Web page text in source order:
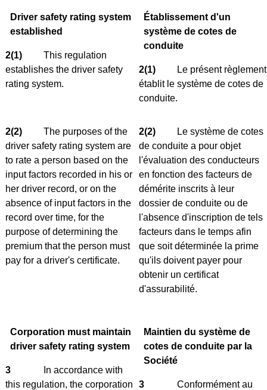
Driver safety rating system
established
2(1)
This regulation
establishes the driver safety
rating system.
Établissement d'un
système de cotes de
conduite
2(1)
Le présent règlement
établit le système de cotes de
conduite.
2(2)
The purposes of the
driver safety rating system are
to rate a person based on the
input factors recorded in his or
her driver record, or on the
absence of input factors in the
record over time, for the
purpose of determining the
premium that the person must
pay for a driver's certificate.
2(2)
Le système de cotes
de conduite a pour objet
l'évaluation des conducteurs
en fonction des facteurs de
démérite inscrits à leur
dossier de conduite ou de
l'absence d'inscription de tels
facteurs dans le temps afin
que soit déterminée la prime
qu'ils doivent payer pour
obtenir un certificat
d'assurabilité.
Corporation must maintain
driver safety rating system
3
In accordance with
this regulation, the corporation
Maintien du système de
cotes de conduite par la
Société
3
Conformément au